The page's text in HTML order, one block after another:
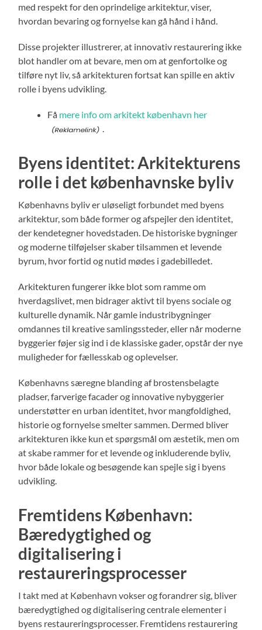
med respekt for den oprindelige arkitektur, viser,
hvordan bevaring og fornyelse kan gå hånd i hånd.
Disse projekter illustrerer, at innovativ restaurering ikke
blot handler om at bevare, men om at genfortolke og
tilføre nyt liv, så arkitekturen fortsat kan spille en aktiv
rolle i byens udvikling.
Få mere info om arkitekt københavn her
Byens identitet: Arkitekturens
rolle i det københavnske byliv
Københavns byliv er uløseligt forbundet med byens
arkitektur, som både former og afspejler den identitet,
der kendetegner hovedstaden. De historiske bygninger
og moderne tilføjelser skaber tilsammen et levende
byrum, hvor fortid og nutid mødes i gadebilledet.
Arkitekturen fungerer ikke blot som ramme om
hverdagslivet, men bidrager aktivt til byens sociale og
kulturelle dynamik. Når gamle industribygninger
omdannes til kreative samlingssteder, eller når moderne
byggerier føjer sig ind i de klassiske gader, opstår der nye
muligheder for fællesskab og oplevelser.
Københavns særegne blanding af brostensbelagte
pladser, farverige facader og innovative nybyggerier
understøtter en urban identitet, hvor mangfoldighed,
historie og fornyelse smelter sammen. Dermed bliver
arkitekturen ikke kun et spørgsmål om æstetik, men om
at skabe rammer for et levende og inkluderende byliv,
hvor både lokale og besøgende kan spejle sig i byens
udvikling.
Fremtidens København:
Bæredygtighed og
digitalisering i
restaureringsprocesser
I takt med at København vokser og forandrer sig, bliver
bæredygtighed og digitalisering centrale elementer i
byens restaureringsprocesser. Fremtidens restaurering